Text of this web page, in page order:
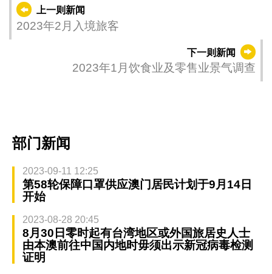
上一则新闻
2023年2月入境旅客
下一则新闻
2023年1月饮食业及零售业景气调查
部门新闻
2023-09-11 12:25
第58轮保障口罩供应澳门居民计划于9月14日
开始
2023-08-28 20:45
8月30日零时起有台湾地区或外国旅居史人士
由本澳前往中国内地时毋须出示新冠病毒检测
证明